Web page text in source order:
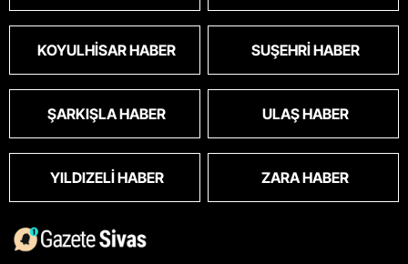
KOYULHISAR HABER SUŞEHRI HABER
ŞARKIŞLA HABER ULAŞ HABER
YILDIZELI HABER ZARA HABER